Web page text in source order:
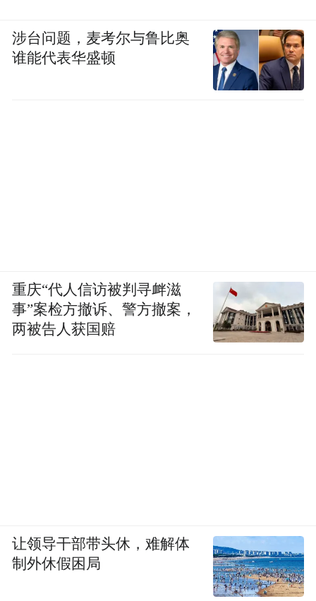
涉台问题，麦考尔与鲁比奥
谁能代表华盛顿
重庆“代人信访被判寻衅滋
事”案检方撤诉、警方撤案，
两被告人获国赔
让领导干部带头休，难解体
制外休假困局